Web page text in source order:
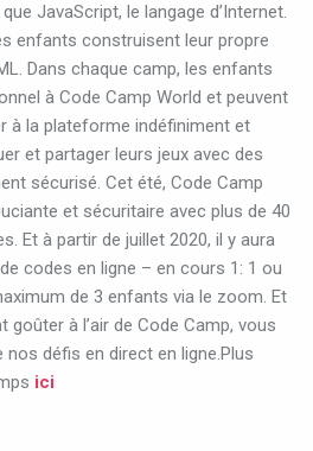
JavaScript, le langage d’Internet.
enfants construisent leur propre
Dans chaque camp, les enfants
à Code Camp World et peuvent
à la plateforme indéfiniment et
et partager leurs jeux avec des
sécurisé. Cet été, Code Camp
et sécuritaire avec plus de 40
Et à partir de juillet 2020, il y aura
codes en ligne – en cours 1: 1 ou
de 3 enfants via le zoom. Et
à l’air de Code Camp, vous
nos défis en direct en ligne.Plus
ici